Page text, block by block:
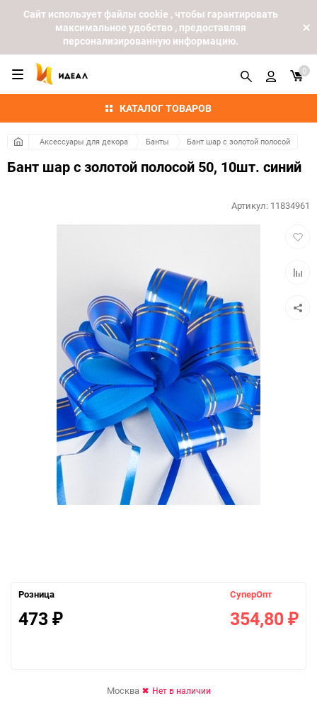
Cайт использует файлы cookie , чтобы гарантировать
максимальное удобство , предоставляя
персонализированную информацию.
КАТАЛОГ ТОВАРОВ
0
Аксессуары для декора Банты Бант шар с золотой полосой
Бант шар с золотой полосой 50, 10шт. синий
Артикул: 11834961
Розница
473 ₽
СуперОпт
354,80 ₽
Москва Нет в наличии